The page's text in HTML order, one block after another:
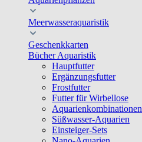
Meerwasseraquaristik
Geschenkkarten
Bücher Aquaristik
Hauptfutter
Ergänzungsfutter
Frostfutter
Futter für Wirbellose
Aquarienkombinationen
Süßwasser-Aquarien
Einsteiger-Sets